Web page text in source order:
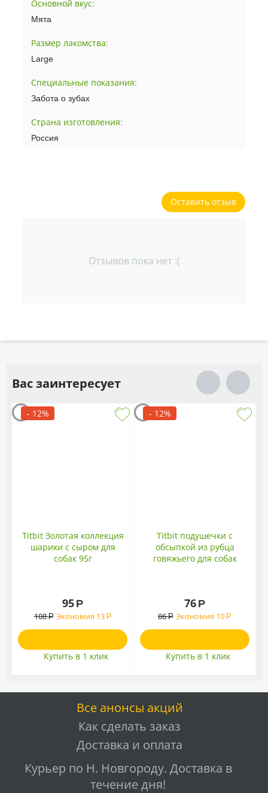
Основной вкус:
Мята
Размер лакомства:
Large
Специальные показания:
Забота о зубах
Страна изготовления:
Россия
Оставить отзыв
Отзывов пока нет :(
Вас заинтересует
- 12%
Titbit Золотая коллекция
шарики с сыром для
собак 95г
95 Р
108 Р Экономия 13 Р
Купить в 1 клик
- 12%
Titbit подушечки с
обсыпкой из рубца
говяжьего для собак
76 Р
86 Р Экономия 10 Р
Купить в 1 клик
Все анонсы акций
Как сделать заказ
Доставка и оплата
Курьер по Н. Новгороду. Доставка в
течение дня!